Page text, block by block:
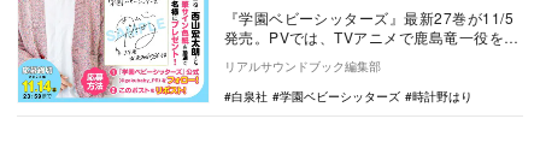
『学園ベビーシッターズ』最新27巻が11/5
発売。PVでは、TVアニメで鹿島竜一役を演
じた西山宏太朗が8年ぶりに同役を演じた。
リアルサウンドブック編集部
白泉社
学園ベビーシッターズ 時計野はり